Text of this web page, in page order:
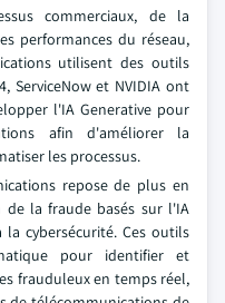
commerciaux, de la
performances du réseau,
utilisent des outils
ServiceNow et NVIDIA ont
l'IA Generative pour
afin d'améliorer la
les processus.
repose de plus en
la fraude basés sur l'IA
cybersécurité. Ces outils
pour identifier et
frauduleux en temps réel,